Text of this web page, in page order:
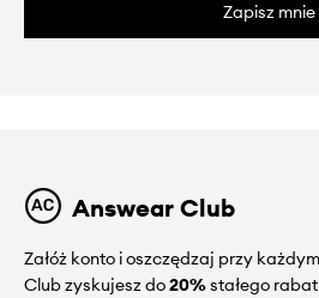
Zapisz mnie
Answear Club
Załóż konto i oszczędzaj przy
Club zyskujesz do20%stałego